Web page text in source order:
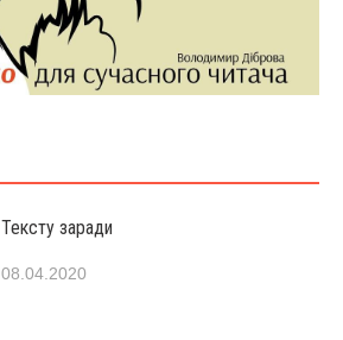
Тексту заради
08.04.2020